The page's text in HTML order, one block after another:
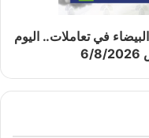
في تعاملات.. اليوم